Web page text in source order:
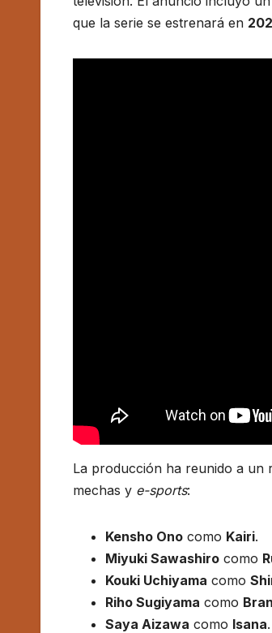
que la serie se estrenará en
La producción ha reunido a un
mechas y e-sports:
Kensho Ono como Kairi.
Miyuki Sawashiro como
Kouki Uchiyama como
Riho Sugiyama como Bran
Saya Aizawa como Isana.